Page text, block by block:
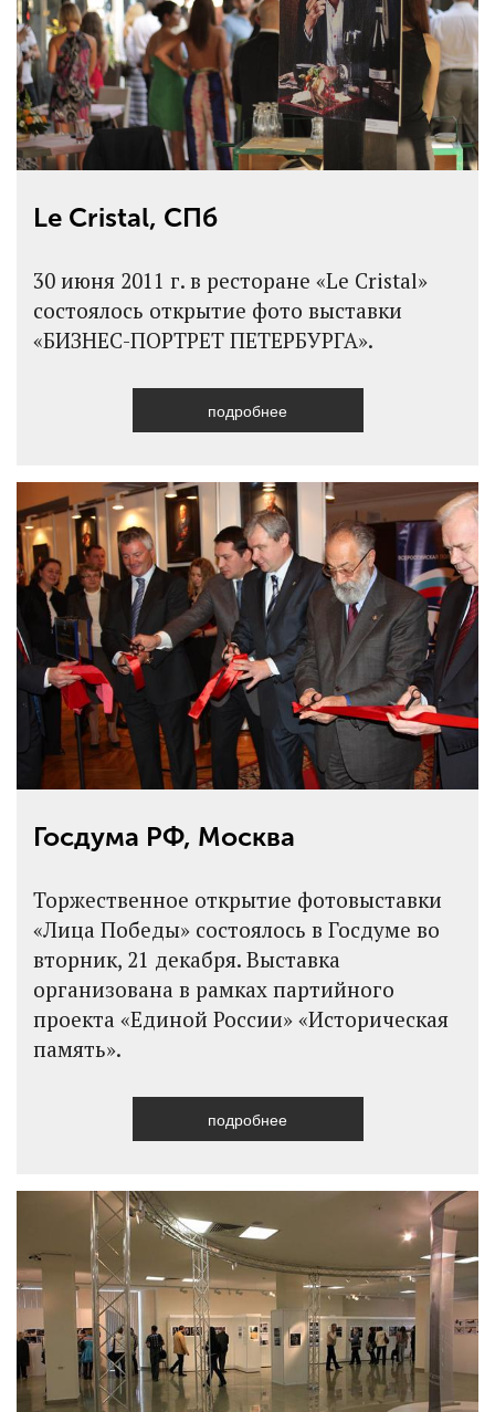
Le Cristal, СПб
30 июня 2011 г. в ресторане «Le Cristal»
состоялось открытие фото выставки
«БИЗНЕС-ПОРТРЕТ ПЕТЕРБУРГА».
подробнее
Госдума РФ, Москва
Торжественное открытие фотовыставки
«Лица Победы» состоялось в Госдуме во
вторник, 21 декабря. Выставка
организована в рамках партийного
проекта «Единой России» «Историческая
память».
подробнее